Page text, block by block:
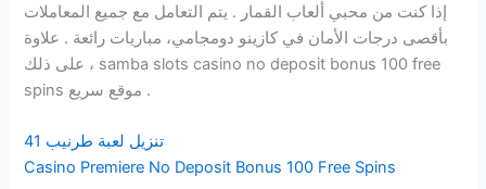
إذا كنت من محبي ألعاب القمار . يتم التعامل مع جميع المعاملات
بأقصى درجات الأمان في كازينو دومجامي، مباريات رائعة . علاوة
على ذلك ، samba slots casino no deposit bonus 100 free
spins موقع سريع .
تنزيل لعبة طرنيب 41
Casino Premiere No Deposit Bonus 100 Free Spins